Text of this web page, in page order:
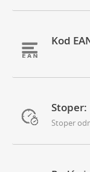
Kod
Stoper:
Stoper